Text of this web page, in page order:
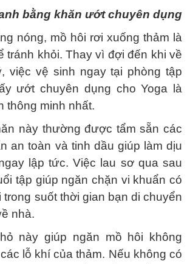
bằng khăn ướt chuyên dụng
nóng, mồ hôi rơi xuống thảm là
tránh khỏi. Thay vì đợi đến khi về
việc vệ sinh ngay tại phòng tập
ướt chuyên dụng cho Yoga là
thông minh nhất.
này thường được tẩm sẵn các
an toàn và tinh dầu giúp làm dịu
lập tức. Việc lau sơ qua sau
tập giúp ngăn chặn vi khuẩn có
trong suốt thời gian bạn di chuyển
nhà.
này giúp ngăn mồ hôi không
lỗ khí của thảm. Nếu không có